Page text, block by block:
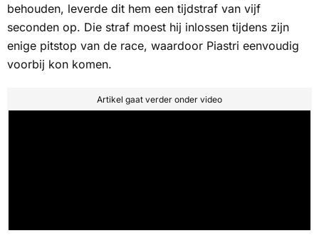
behouden, leverde dit hem een tijdstraf van vijf
seconden op. Die straf moest hij inlossen tijdens zijn
enige pitstop van de race, waardoor Piastri eenvoudig
voorbij kon komen.
Artikel gaat verder onder video